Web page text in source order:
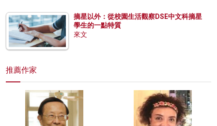
摘星以外：從校園生活觀察DSE中文科摘星
學生的一點特質
來文
推薦作家